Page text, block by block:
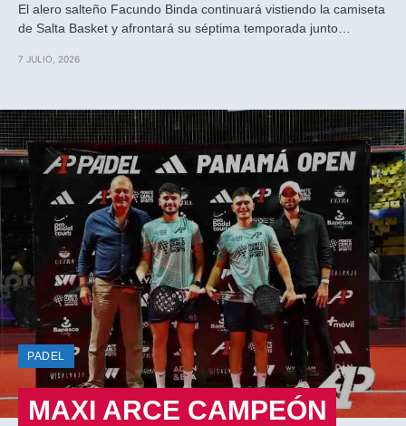
El alero salteño Facundo Binda continuará vistiendo la camiseta
de Salta Basket y afrontará su séptima temporada junto…
7 JULIO, 2026
PADEL
MAXI ARCE CAMPEÓN